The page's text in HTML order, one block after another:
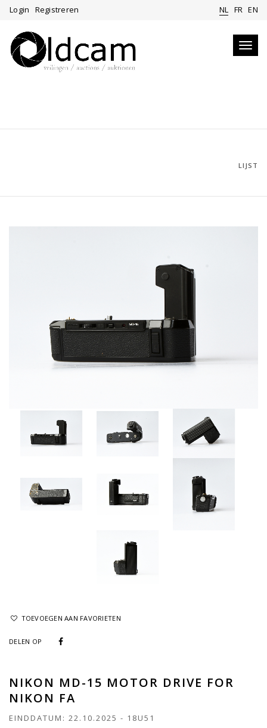
Login Registreren NL FR EN
LIJST
TOEVOEGEN AAN FAVORIETEN
DELEN OP
NIKON MD-15 MOTOR DRIVE FOR
NIKON FA
EINDDATUM: 22.10.2025 - 18U51